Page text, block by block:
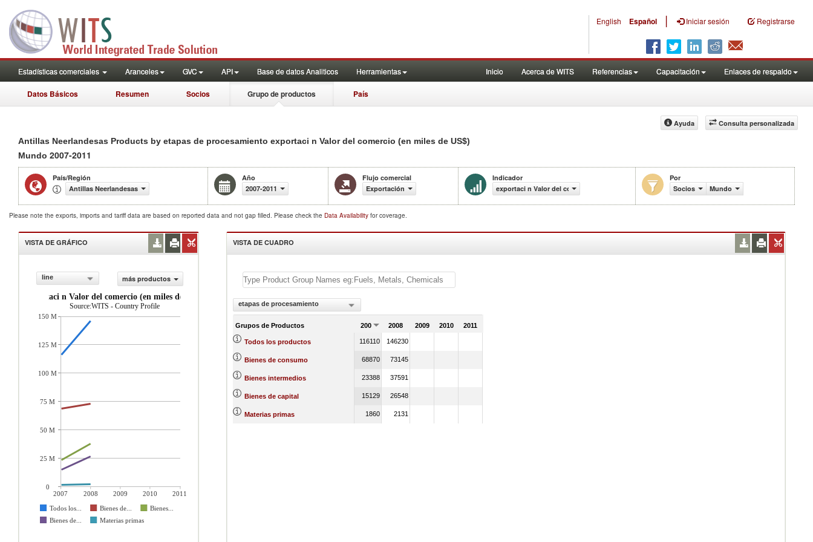
English Español | Iniciar sesión Registrarse
Estadísticas comerciales Aranceles GVC API Base de datos Analiticos Herramientas Inicio Acerca de WITS Referencias Capacitación Enlaces de respaldo
Datos Básicos Resumen Socios Grupo de productos País
Consulta personalizada
Ayuda
Antillas Neerlandesas Products by etapas de procesamiento exportaci n Valor del comercio (en miles de US$)
Mundo 2007-2011
País/Región
Antillas Neerlandesas
Año
2007-2011
Flujo comercial
Exportación
Indicador
exportaci n Valor del comercio (en miles de US$)
Por
Socios
Mundo
Please note the exports, imports and tariff data are based on reported data and not gap filled. Please check the Data Availability for coverage.
VISTA DE GRÁFICO
line
más productos
exportaci n Valor del comercio (en miles de US$)
Source:WITS - Country Profile
2007 2008 2009 2010
2011
Todos los...
Bienes de...
Bienes...
Bienes de...
Materias primas
150 M
125 M
100 M
75 M
50 M
25 M
0
VISTA DE CUADRO
etapas de procesamiento
Grupos de Productos 2007 2008 2009 2010 2011
Todos los productos 116110 146230
Bienes de consumo 68870 73145
Bienes intermedios 23388 37591
Bienes de capital 15129 26548
Materias primas 1860 2131